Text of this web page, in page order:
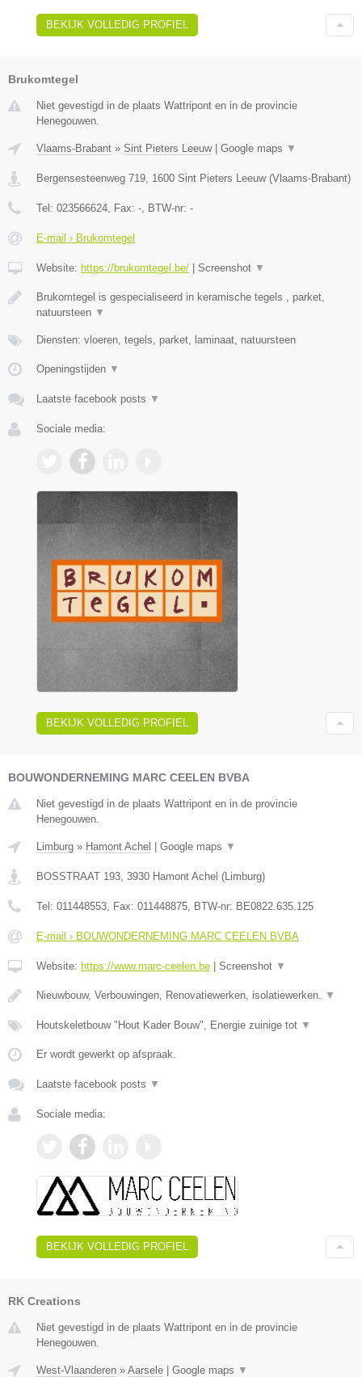
BEKIJK VOLLEDIG PROFIEL
Brukomtegel
Niet gevestigd in de plaats Wattripont en in de provincie
Henegouwen.
Vlaams-Brabant » Sint Pieters Leeuw| Google maps ▼
Bergensesteenweg 719 1600 Sint Pieters Leeuw(Vlaams-Brabant)
Tel: 023566624 , Fax: - , BTW-nr: -
E-mail › Brukomtegel
Website: https://brukomtegel.be/ Screenshot ▼
Brukomtegel is gespecialiseerd in keramische tegels , parket,
natuursteen ▼
Diensten: vloeren, tegels, parket, laminaat, natuursteen
Openingstijden ▼
Laatste facebook posts ▼
Sociale media:
BEKIJK VOLLEDIG PROFIEL
BOUWONDERNEMING MARC CEELEN BVBA
Niet gevestigd in de plaats Wattripont en in de provincie
Henegouwen.
Limburg » Hamont Achel Google maps ▼
BOSSTRAAT 193 3930 Hamont Achel ( Limburg)
Tel: 011448553 , Fax: 011448875 , BTW-nr: BE0822.635.125
E-mail › BOUWONDERNEMING MARC CEELEN BVBA
Website: https://www.marc-ceelen.be Screenshot ▼
Nieuwbouw, Verbouwingen, Renovatiewerken, isolatiewerken. ▼
Houtskeletbouw "Hout Kader Bouw", Energie zuinige tot ▼
Er wordt gewerkt op afspraak.
Laatste facebook posts ▼
Sociale media:
BEKIJK VOLLEDIG PROFIEL
RK Creations
Niet gevestigd in de plaats Wattripont en in de provincie
Henegouwen.
West-Vlaanderen » Aarsele | Google maps ▼